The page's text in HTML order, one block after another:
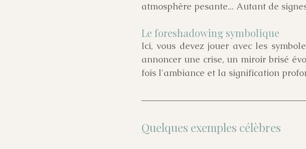
atmosphère pesante... Autant de
Le foreshadowing symbolique
Ici, vous devez jouer avec les
annoncer une crise, un miroir brisé
fois l'ambiance et la signification
Quelques exemples célèbres